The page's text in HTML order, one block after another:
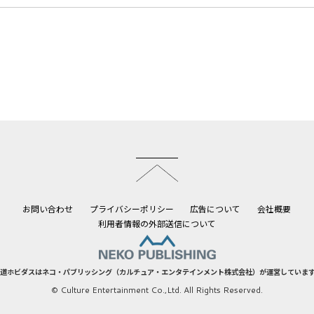
お問い合わせ プライバシーポリシー 広告について
会社概要
利用者情報の外部送信について
ホビダスはネコ・パブリッシング（カルチュア・エンタテインメント株式会社）が運営していま
© Culture Entertainment Co.,Ltd. All Rights Reserved.